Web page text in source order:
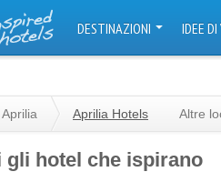
DESTINAZIONI IDEE
Aprilia Aprilia Hotels Altre
hotel che ispirano